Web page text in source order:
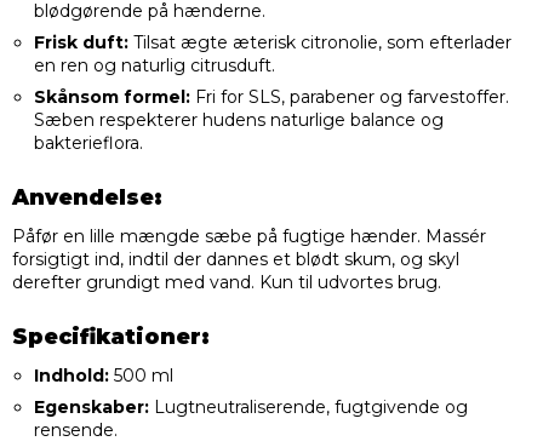
blødgørende på hænderne.
Frisk duft:Tilsat ægte æterisk citronolie, som efterlader
en ren og naturlig citrusduft.
Skånsom formel:Fri for SLS, parabener og farvestoffer.
Sæben respekterer hudens naturlige balance og
bakterieflora.
Anvendelse:
Påfør en lille mængde sæbe på fugtige hænder. Massér
forsigtigt ind, indtil der dannes et blødt skum, og skyl
derefter grundigt med vand. Kun til udvortes brug.
Specifikationer:
Indhold:500 ml
Egenskaber:Lugtneutraliserende, fugtgivende og
rensende.